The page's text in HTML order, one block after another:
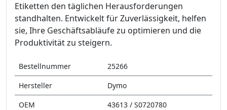
Etiketten den täglichen Herausforderungen
standhalten. Entwickelt für Zuverlässigkeit, helfen
sie, Ihre Geschäftsabläufe zu optimieren und die
Produktivität zu steigern.
Bestellnummer
25266
Hersteller
Dymo
OEM
43613 / S0720780